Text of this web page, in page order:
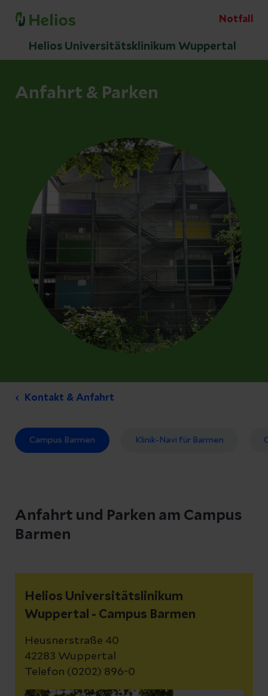
Notfall
Helios Universitätsklinikum Wuppertal
Anfahrt & Parken
Kontakt & Anfahrt
Campus Barmen Klinik-Navi für Barmen
Anfahrt und Parken am Campus
Barmen
Helios Universitätslinikum
Wuppertal - Campus Barmen
Heusnerstraße 40
42283 Wuppertal
Telefon (0202) 896-0